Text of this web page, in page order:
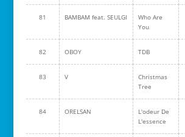
81 BAMBAM feat. SEULGI
Who Are
You
82 OBOY TDB
83 V
Christmas
Tree
84 ORELSAN
L'odeur De
L'essence